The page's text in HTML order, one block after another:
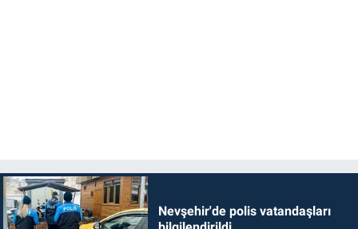
Nevşehir'de polis vatandaşları